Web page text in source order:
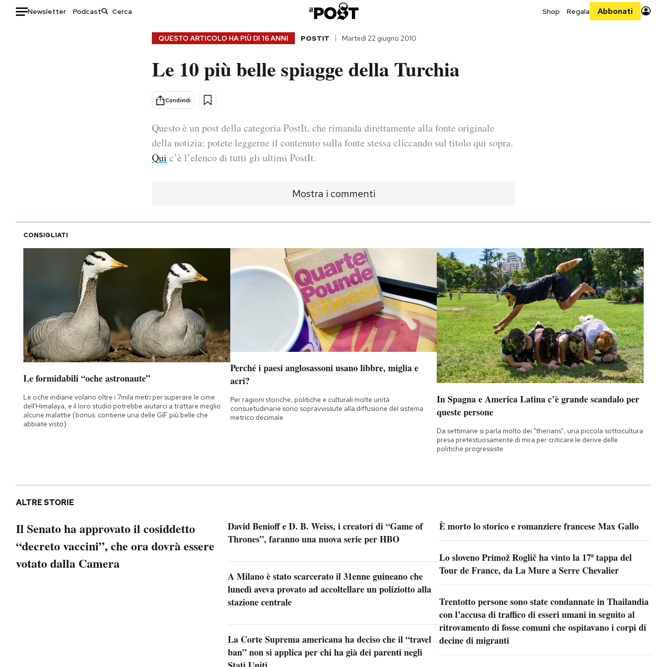
Newsletter Podcast Shop Regala Abbonati
Consumismi
Storie/Idee
Ok Boomer!
NEWSLETTER
I MIEI PREFERITI
SHOP
AREA PERSONALE
Area Personale
QUESTO ARTICOLO HA PIÙ DI 16 ANNI POSTIT Martedì 22 giugno 2010
Le 10 più belle spiagge della Turchia
Condividi
Questo è un post della categoria PostIt, che rimanda direttamente alla fonte originale
della notizia: potete leggerne il contenuto sulla fonte stessa cliccando sul titolo qui sopra.
Qui c’è l’elenco di tutti gli ultimi PostIt.
Mostra i commenti
CONSIGLIATI
Le formidabili “oche astronaute”
Le oche indiane volano oltre i 7mila metri per superare le cime
dell'Himalaya, e il loro studio potrebbe aiutarci a trattare meglio
alcune malattie (bonus: contiene una delle GIF più belle che
abbiate visto)
Perché i paesi anglosassoni usano libbre, miglia e
acri?
Per ragioni storiche, politiche e culturali molte unità
consuetudinarie sono sopravvissute alla diffusione del sistema
metrico decimale
In Spagna e America Latina c’è grande scandalo per
queste persone
Da settimane si parla molto dei "therians", una piccola sottocultura
presa pretestuosamente di mira per criticare le derive delle
politiche progressiste
ALTRE STORIE
Il Senato ha approvato il cosiddetto
“decreto vaccini”, che ora dovrà essere
votato dalla Camera
David Benioff e D. B. Weiss, i creatori di “Game of
Thrones”, faranno una nuova serie per HBO
A Milano è stato scarcerato il 31enne guineano che
lunedì aveva provato ad accoltellare un poliziotto alla
stazione centrale
La Corte Suprema americana ha deciso che il “travel
ban” non si applica per chi ha già dei parenti negli
È morto lo storico e romanziere francese Max Gallo
Lo sloveno Primož Roglič ha vinto la 17ª tappa del
Tour de France, da La Mure a Serre Chevalier
Trentotto persone sono state condannate in Thailandia
con l’accusa di traffico di esseri umani in seguito al
ritrovamento di fosse comuni che ospitavano i corpi di
decine di migranti